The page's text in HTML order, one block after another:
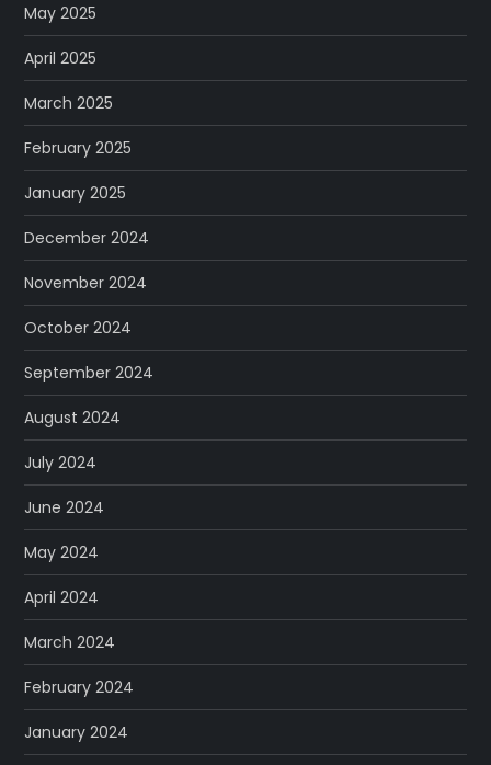
May 2025
April 2025
March 2025
February 2025
January 2025
December 2024
November 2024
October 2024
September 2024
August 2024
July 2024
June 2024
May 2024
April 2024
March 2024
February 2024
January 2024